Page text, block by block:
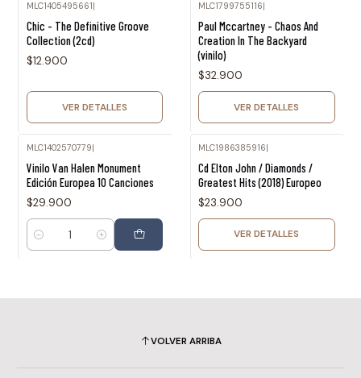
MLC1405495661
Chic - The Definitive Groove
Collection (2cd)
$12.900
VER DETALLES
MLC1799755116
Paul Mccartney - Chaos And
Creation In The Backyard
(vinilo)
$32.900
VER DETALLES
MLC1402570779|
Vinilo Van Halen Monument
Edición Europea 10 Canciones
$29.900
Cantidad
MLC1986385916|
Cd Elton John / Diamonds /
Greatest Hits (2018) Europeo
$23.900
VER DETALLES
VOLVER ARRIBA